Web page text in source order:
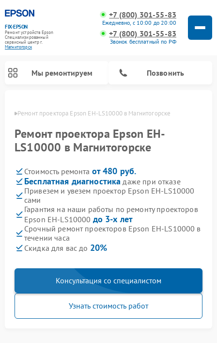
FIX-EPSON
Ремонт устройств Epson
Специализированный
cервисный центр г.
Магнитогорск
+7 (800) 301-55-83
Ежедневно, с 10:00 до 20:00
+7 (800) 301-55-83
Звонок бесплатный по РФ
Мы ремонтируем Позвонить
Ремонт проектора Epson EH-LS10000 в Магнитогорске
Ремонт проектора Epson EH-
LS10000 в Магнитогорске
Стоимость ремонта от 480 руб.
Бесплатная диагностика даже при отказе
Привезем и увезем проектор Epson EH-LS10000
сами
Гарантия на наши работы по ремонту проекторов
Epson EH-LS10000 до 3-х лет
Срочный ремонт проекторов Epson EH-LS10000 в
течении часа
Скидка для вас до 20%
Консультация со специалистом
Узнать стоимость работ